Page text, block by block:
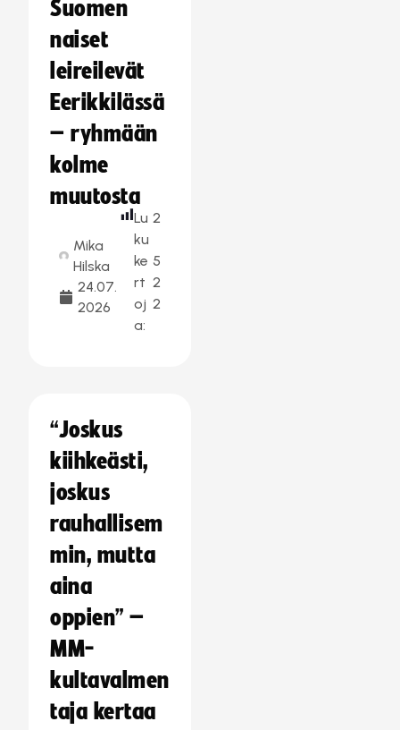
Suomen
naiset
leireilevät
Eerikkilässä
– ryhmään
kolme
muutosta
Mika
Hilska
24.07.
2026
Lu
ku
ke
rt
oj
a:
2
5
2
2
“Joskus
kiihkeästi,
joskus
rauhallisem
min, mutta
aina
oppien” –
MM-
kultavalmen
taja kertaa